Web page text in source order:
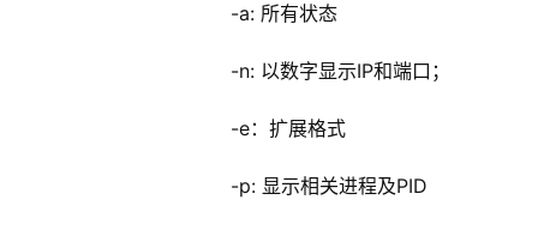
-a: 所有状态
-n: 以数字显示IP和端口；
-e：扩展格式
-p: 显示相关进程及PID